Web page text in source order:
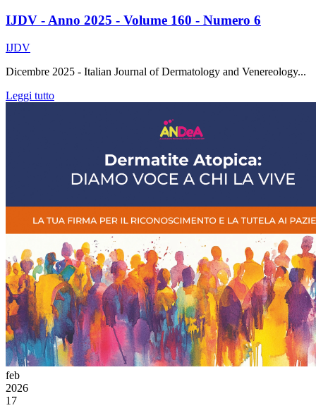
IJDV - Anno 2025 - Volume 160 - Numero 6
IJDV
Dicembre 2025 - Italian Journal of Dermatology and Venereology...
Leggi tutto
feb
2026
17